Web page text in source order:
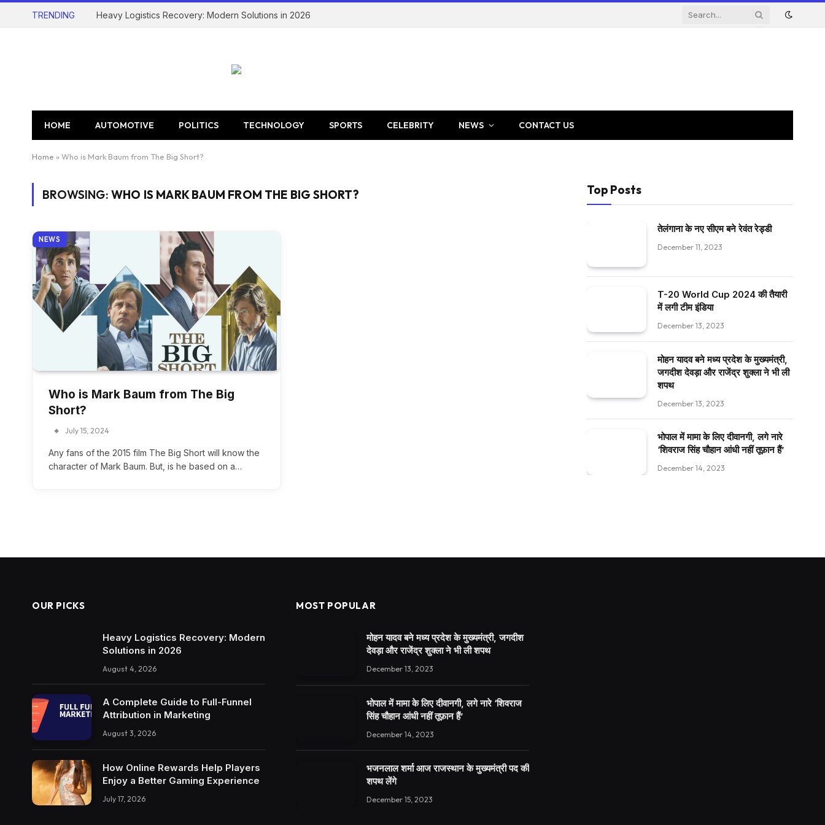
TRENDING Heavy Logistics Recovery: Modern Solutions in 2026
HOME AUTOMOTIVE POLITICS TECHNOLOGY SPORTS CELEBRITY NEWS CONTACT US
Home » Who is Mark Baum from The Big Short?
BROWSING: WHO IS MARK BAUM FROM THE BIG SHORT?
NEWS
Who is Mark Baum from The Big
Short?
July 15, 2024
Any fans of the 2015 film The Big Short will know the
character of Mark Baum. But, is he based on a…
Top Posts
तेलंगाना के नए सीएम बने रेवंत रेड्डी
December 11, 2023
T-20 World Cup 2024 की तैयारी
में लगी टीम इंडिया
December 13, 2023
मोहन यादव बने मध्य प्रदेश के मुख्यमंत्री,
जगदीश देवड़ा और राजेंद्र शुक्ला ने भी ली
शपथ
December 13, 2023
भोपाल में मामा के लिए दीवानगी, लगे नारे
‘शिवराज सिंह चौहान आंधी नहीं तूफ़ान हैं’
December 14, 2023
OUR PICKS
Heavy Logistics Recovery: Modern
Solutions in 2026
August 4, 2026
A Complete Guide to Full-Funnel
Attribution in Marketing
August 3, 2026
How Online Rewards Help Players
Enjoy a Better Gaming Experience
July 17, 2026
MOST POPULAR
मोहन यादव बने मध्य प्रदेश के मुख्यमंत्री, जगदीश
देवड़ा और राजेंद्र शुक्ला ने भी ली शपथ
December 13, 2023
भोपाल में मामा के लिए दीवानगी, लगे नारे ‘शिवराज
सिंह चौहान आंधी नहीं तूफ़ान हैं’
December 14, 2023
भजनलाल शर्मा आज राजस्थान के मुख्यमंत्री पद की
शपथ लेंगे
December 15, 2023